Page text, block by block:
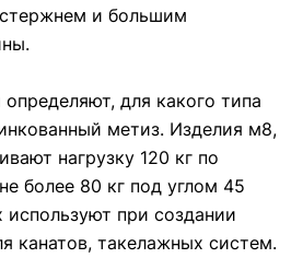
и большим
для какого типа
метиз. Изделия м8,
нагрузку 120 кг по
более 80 кг под углом 45
используют при создании
канатов, такелажных систем.